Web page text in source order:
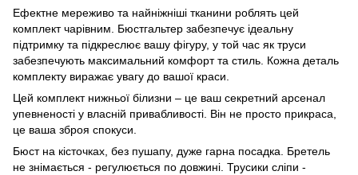
Ефектне мереживо та найніжніші тканини роблять цей
комплект чарівним. Бюстгальтер забезпечує ідеальну
підтримку та підкреслює вашу фігуру, у той час як труси
забезпечують максимальний комфорт та стиль. Кожна деталь
комплекту виражає увагу до вашої краси.
Цей комплект нижньої білизни – це ваш секретний арсенал
упевненості у власній привабливості. Він не просто прикраса,
це ваша зброя спокуси.
Бюст на кісточках, без пушапу, дуже гарна посадка. Бретель
не знімається - регулюється по довжині. Трусики сліпи -